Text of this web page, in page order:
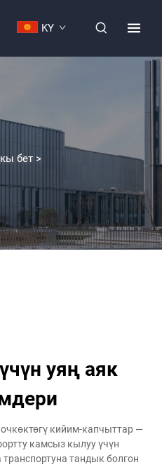
KY
бет>
уяң аяк
кийим-капчыттар —
камсыз кылуу үчүн
тандык болгон